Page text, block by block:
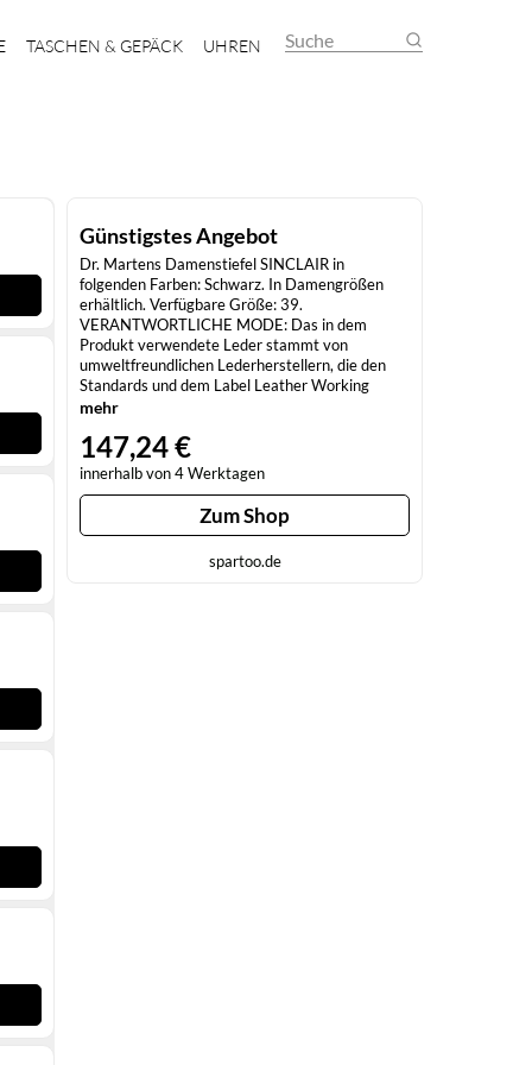
TASCHEN & GEPÄCK UHREN Suche
Günstigstes Angebot
Dr. Martens Damenstiefel SINCLAIR in
folgenden Farben: Schwarz. In Damengrößen
erhältlich. Verfügbare Größe: 39.
VERANTWORTLICHE MODE: Das in dem
Produkt verwendete Leder stammt von
umweltfreundlichen Lederherstellern, die den
Standards und dem Label Leather Working
Group (Groupe de Travail sur le Cuir)
versandkostenfrei auf Spartoo.de bestellen!
mehr
147,24 €
innerhalb von 4 Werktagen
Zum Shop
spartoo.de